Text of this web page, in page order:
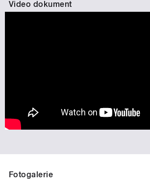
Video dokument
Fotogalerie